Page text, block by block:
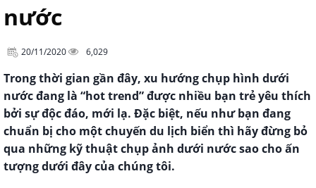
nước
20/11/2020 6,029
Trong thời gian gần đây, xu hướng chụp hình dưới
nước đang là “hot trend” được nhiều bạn trẻ yêu thích
bởi sự độc đáo, mới lạ. Đặc biệt, nếu như bạn đang
chuẩn bị cho một chuyến du lịch biển thì hãy đừng bỏ
qua những kỹ thuật chụp ảnh dưới nước sao cho ấn
tượng dưới đây của chúng tôi.